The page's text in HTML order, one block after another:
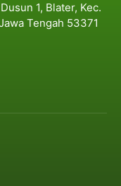
1, Blater, Kec.
Tengah 53371